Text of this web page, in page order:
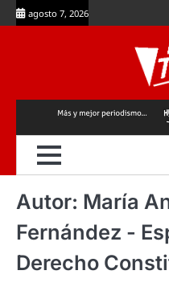
Skip
to
agosto 7, 2026
Autor: María
Fernández -
Derecho